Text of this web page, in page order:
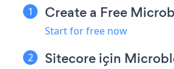
Create a Free
Start for free now
Sitecore için